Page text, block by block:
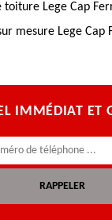
toiture Lege Cap
mesure Lege Cap
IMMÉDIAT ET